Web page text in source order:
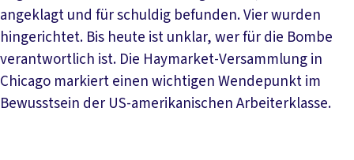
angeklagt und für schuldig befunden. Vier wurden
hingerichtet. Bis heute ist unklar, wer für die Bombe
verantwortlich ist. Die Haymarket-Versammlung in
Chicago markiert einen wichtigen Wendepunkt im
Bewusstsein der US-amerikanischen Arbeiterklasse.